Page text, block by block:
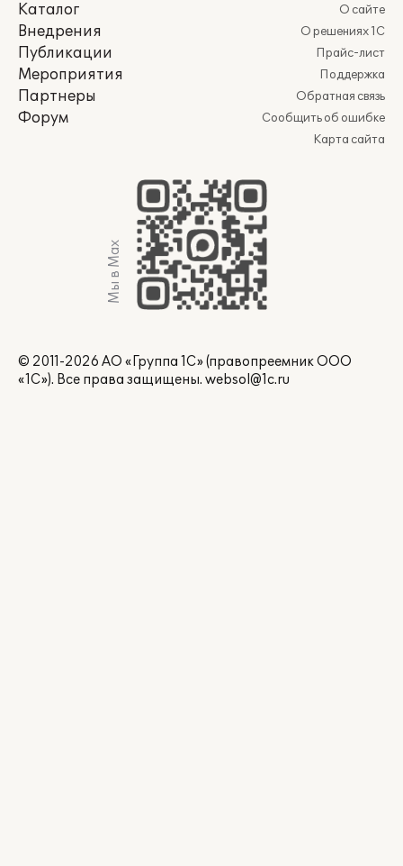
Каталог
Внедрения
Публикации
Мероприятия
Партнеры
Форум
О сайте
О решениях 1С
Прайс-лист
Поддержка
Обратная связь
Сообщить об ошибке
Карта сайта
Мы в Max
© 2011-2026 АО «Группа 1С» (правопреемник ООО
«1С»). Все права защищены. websol@1c.ru